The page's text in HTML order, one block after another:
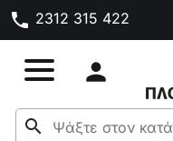
phone 2312 315 422

search